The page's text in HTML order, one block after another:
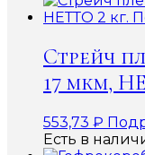
Стрейч
17 мкм,
553,73 ₽
Есть в